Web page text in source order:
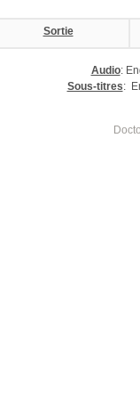
Sortie
Audio:
Sous-titres: